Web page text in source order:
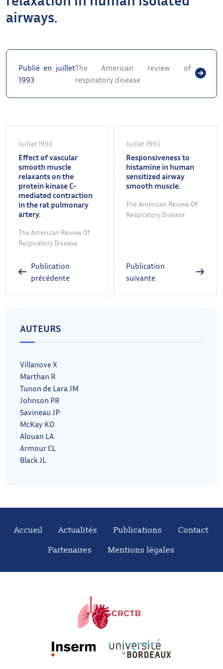
airways.
Publié en juillet
1993
The American review of
respiratory disease
Juillet 1993
Effect of vascular
smooth muscle
relaxants on the
protein kinase C-
mediated contraction
in the rat pulmonary
artery.
The American Review Of
Respiratory Disease
Publication
précédente
Juillet 1993
Responsiveness to
histamine in human
sensitized airway
smooth muscle.
The American Review Of
Respiratory Disease
Publication
suivante
AUTEURS
Villanove X
Marthan R
Tunon de Lara JM
Johnson PR
Savineau JP
McKay KO
Alouan LA
Armour CL
Black JL
Accueil Actualités Publications
Contact
Partenaires
Mentions légales